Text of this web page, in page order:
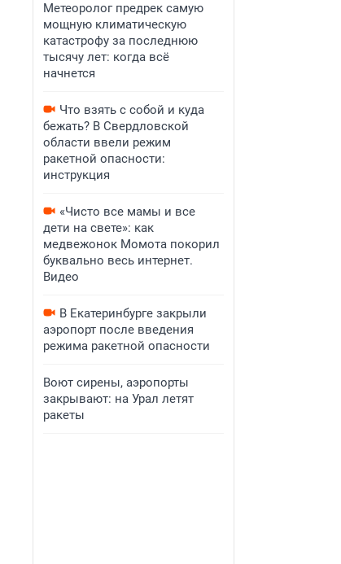
Метеоролог предрек самую
мощную климатическую
катастрофу за последнюю
тысячу лет: когда всё
начнется
Что взять с собой и куда
бежать? В Свердловской
области ввели режим
ракетной опасности:
инструкция
«Чисто все мамы и все
дети на свете»: как
медвежонок Момота покорил
буквально весь интернет.
Видео
В Екатеринбурге закрыли
аэропорт после введения
режима ракетной опасности
Воют сирены, аэропорты
закрывают: на Урал летят
ракеты